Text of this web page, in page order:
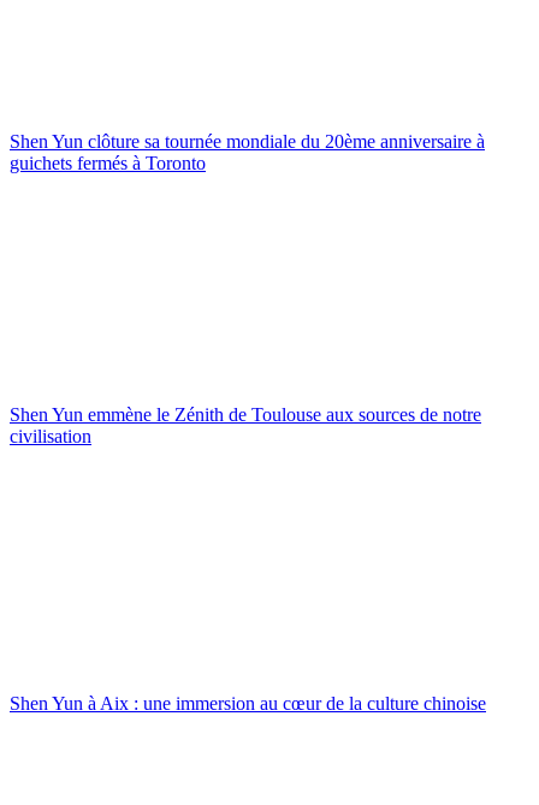
Shen Yun clôture sa tournée mondiale du 20ème anniversaire à
guichets fermés à Toronto
Shen Yun emmène le Zénith de Toulouse aux sources de notre
civilisation
Shen Yun à Aix : une immersion au cœur de la culture chinoise